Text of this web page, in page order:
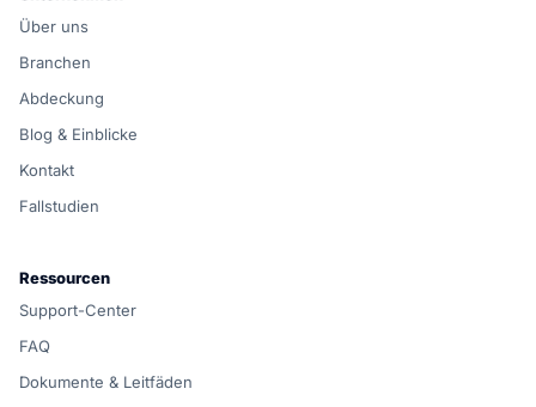
Über uns
Branchen
Abdeckung
Blog & Einblicke
Kontakt
Fallstudien
Ressourcen
Support-Center
FAQ
Dokumente & Leitfäden